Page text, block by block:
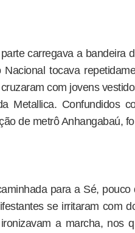
carregava a bandeira
Nacional tocava
com jovens
Metallica. Confundidos
de metrô Anhangabaú,
para a Sé,
se irritaram com
a marcha, nos